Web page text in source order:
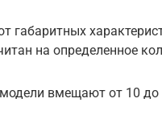
габаритных
на определенное
вмещают от 10 до